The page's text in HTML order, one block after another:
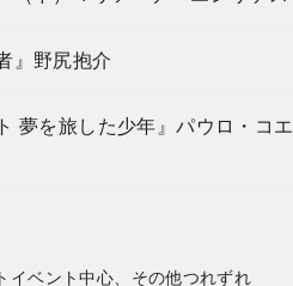
』野尻抱介
夢を旅した少年』パウロ・コエ
イベント中心、その他つれずれ